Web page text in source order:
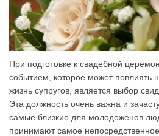
При подготовке к свадебной
событием, которое может повлиять
жизнь супругов, является выбор
Эта должность очень важна и
самые близкие для молодоженов
принимают самое